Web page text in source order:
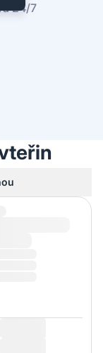
24/7